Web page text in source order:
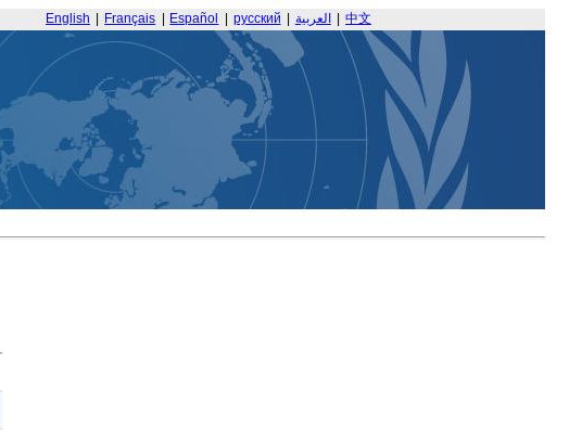
English Français Español русский العربية 中文